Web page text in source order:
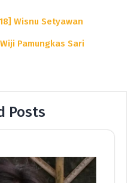
Wisnu Setyawan
Pamungkas Sari
Posts